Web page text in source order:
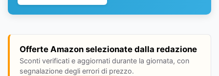
Offerte Amazon selezionate dalla redazione
Sconti verificati e aggiornati durante la giornata, con
segnalazione degli errori di prezzo.